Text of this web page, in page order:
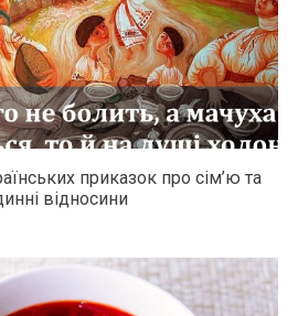
приказок про сім’ю та
відносини